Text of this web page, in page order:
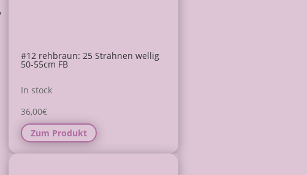
#12 rehbraun: 25 Strähnen wellig
50-55cm FB
In stock
36,00€
Zum Produkt